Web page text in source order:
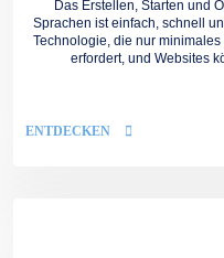
Das Erstellen, Starten und
Sprachen ist einfach, schnell
Technologie, die nur
erfordert, und Websites
ENTDECKEN